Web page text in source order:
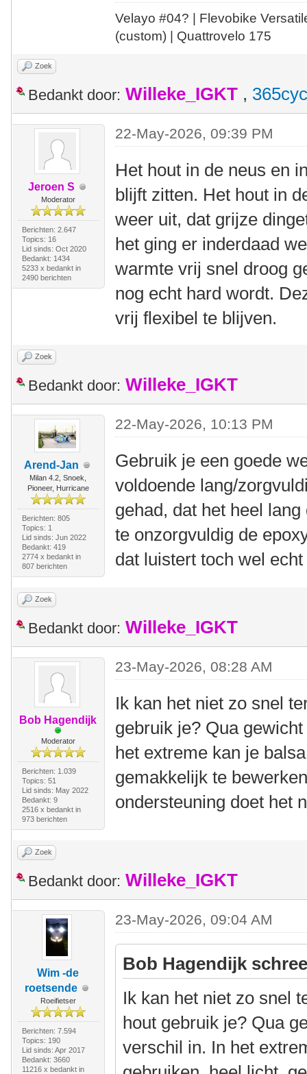
Velayo #04? | Flevobike
(custom) | Quattrovelo 175
Zoek
Bedankt door: Willeke_IGKT ,
Jeroen S
Moderator
Berichten: 2.647
Topics: 16
Lid sinds: Oct 2020
Bedankt: 1434
5233 x bedankt in
2490 berichten
22-May-2026, 09:39 PM
Het hout in de neus en
blijft zitten. Het hout in
weer uit, dat grijze
het ging er inderdaad
warmte vrij snel droog
nog echt hard wordt.
vrij flexibel te blijven.
Zoek
Bedankt door: Willeke_IGKT
Arend-Jan
Milan 4.2, Snoek,
Pioneer, Hurricane
Berichten: 805
Topics: 1
Lid sinds: Jun 2022
Bedankt: 419
2774 x bedankt in
807 berichten
22-May-2026, 10:13 PM
Gebruik je een goede
voldoende lang/
gehad, dat het heel
te onzorgvuldig de
dat luistert toch wel
Zoek
Bedankt door: Willeke_IGKT
Bob Hagendijk
Moderator
Berichten: 1.039
Topics: 51
Lid sinds: May 2022
Bedankt: 9
2516 x bedankt in
973 berichten
23-May-2026, 08:28 AM
Ik kan het niet zo snel
gebruik je? Qua
het extreme kan je
gemakkelijk te
ondersteuning doet het
Zoek
Bedankt door: Willeke_IGKT
Wim -de
roetsende
Roeifietser
Berichten: 7.594
Topics: 190
Lid sinds: Apr 2017
Bedankt: 3660
11216 x bedankt in
23-May-2026, 09:04 AM
Bob Hagendijk
Ik kan het niet zo snel
hout gebruik je? Qua
verschil in. In het